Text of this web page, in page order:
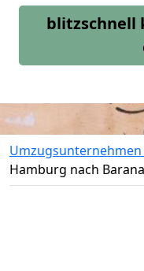
blitzschnell
Hamburg nach